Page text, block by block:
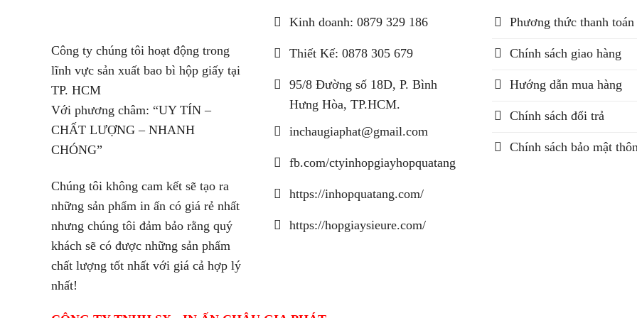
Công ty chúng tôi hoạt động trong
lĩnh vực sản xuất bao bì hộp giấy tại
TP. HCM
Với phương châm: “UY TÍN –
CHẤT LƯỢNG – NHANH
CHÓNG”
Chúng tôi không cam kết sẽ tạo ra
những sản phẩm in ấn có giá rẻ nhất
nhưng chúng tôi đảm bảo rằng quý
khách sẽ có được những sản phẩm
chất lượng tốt nhất với giá cả hợp lý
nhất!
Kinh doanh: 0879 329 186
Thiết Kế: 0878 305 679
95/8 Đường số 18D, P. Bình
Hưng Hòa, TP.HCM.
inchaugiaphat@gmail.com
fb.com/ctyinhopgiayhopquatang
https://inhopquatang.com/
https://hopgiaysieure.com/
Phương thức thanh toán
Chính sách giao hàng
Hướng dẫn mua hàng
Chính sách đổi trả
Chính sách bảo mật